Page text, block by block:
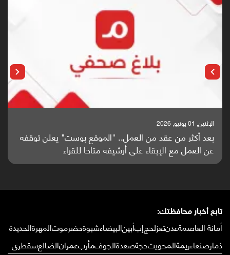
الإثنين, 25 مايو, 2026
باحثون من اليمن يدخلون سباق أبحاث ألزهايمر بدراسة
واعدة منشورة عالميا (ترجمة)
تابع أخبار محافظتك:
أمانة العاصمةعدنتعزلحجإبأبينالبيضاءشبوةحضرموتالمهرةالحديدة
ذمارصنعاءريمةالمحويتحجةصعدةالجوفمأربعمرانالضالعسقطرى